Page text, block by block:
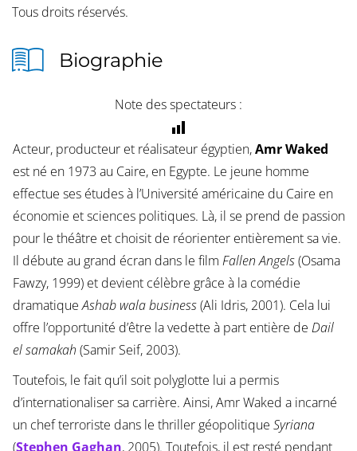
Tous droits réservés.
Biographie
Note des spectateurs :
Acteur, producteur et réalisateur égyptien,Amr Waked
est né en 1973 au Caire, en Egypte. Le jeune homme
effectue ses études à l’Université américaine du Caire en
économie et sciences politiques. Là, il se prend de passion
pour le théâtre et choisit de réorienter entièrement sa vie.
Il débute au grand écran dans le film Fallen Angels(Osama
Fawzy, 1999) et devient célèbre grâce à la comédie
dramatiqueAshab wala business(Ali Idris, 2001). Cela lui
offre l’opportunité d’être la vedette à part entière de Dail
el samakah (Samir Seif, 2003).
Toutefois, le fait qu’il soit polyglotte lui a permis
d’internationaliser sa carrière. Ainsi, Amr Waked a incarné
un chef terroriste dans le thriller géopolitique Syriana
(Stephen Gaghan, 2005). Toutefois, il est resté pendant